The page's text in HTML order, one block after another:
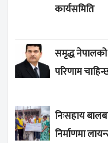
कार्यसमिति
समृद्ध
परिणाम
निःसहाय
निर्माणमा